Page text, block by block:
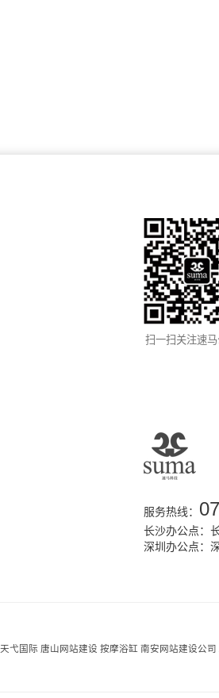
扫一扫关注速
服务热线：
长沙办公点：
深圳办公点：
天弋国际 唐山网站建设 按摩浴缸 南安网站建设公司